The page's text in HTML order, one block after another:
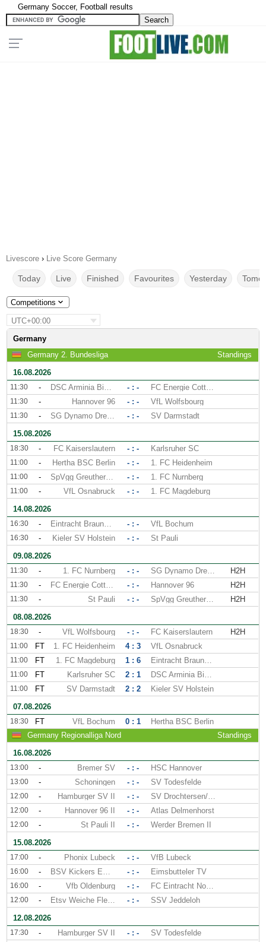
Germany Soccer, Football results
Livescore › Live Score Germany
Today Live Finished Favourites Yesterday
Competitions
UTC+00:00
Germany
Germany 2. Bundesliga
Standings
16.08.2026
11:30 - DSC Arminia Bielefeld - : - FC Energie Cottbus
11:30 - Hannover 96 - : - VfL Wolfsbourg
11:30 - SG Dynamo Dresden - : -
SV Darmstadt
15.08.2026
18:30 - FC Kaiserslautern - : - Karlsruher SC
11:00 - Hertha BSC Berlin - : - 1. FC Heidenheim
11:00 - SpVgg Greuther Furth - : - 1. FC Nurnberg
11:00 - VfL Osnabruck - : -
1. FC Magdeburg
14.08.2026
16:30 - Eintracht Braunschweig - : - VfL Bochum
16:30 - Kieler SV Holstein - : -
St Pauli
09.08.2026
11:30 - 1. FC Nurnberg - : - SG Dynamo Dresden H2H
11:30 - FC Energie Cottbus - : - Hannover 96 H2H
11:30 - St Pauli - : - SpVgg Greuther Furth
H2H
08.08.2026
18:30 - VfL Wolfsbourg - : - FC Kaiserslautern H2H
11:00 FT 1. FC Heidenheim 4 : 3 VfL Osnabruck
11:00 FT 1. FC Magdeburg 1 : 6 Eintracht Braunschweig
11:00 FT Karlsruher SC 2 : 1 DSC Arminia Bielefeld
11:00 FT SV Darmstadt 2 : 2
Kieler SV Holstein
07.08.2026
18:30 FT VfL Bochum 0 : 1
Hertha BSC Berlin
Germany Regionalliga Nord
Standings
16.08.2026
13:00 - Bremer SV - : - HSC Hannover
13:00 - Schoningen - : - SV Todesfelde
12:00 - Hamburger SV II - : - SV Drochtersen/Assel
12:00 - Hannover 96 II - : - Atlas Delmenhorst
12:00 - St Pauli II - : -
Werder Bremen II
15.08.2026
17:00 - Phonix Lubeck - : - VfB Lubeck
16:00 - BSV Kickers Emden - : - Eimsbutteler TV
16:00 - Vfb Oldenburg - : - FC Eintracht Norderstedt
12:00 - Etsv Weiche Flensburg - : -
SSV Jeddeloh
12.08.2026
17:30 - Hamburger SV II - : - SV Todesfelde